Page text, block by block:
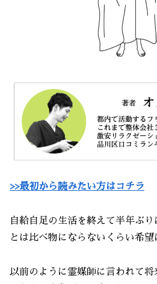
>>最初から読みたい方はコチラ
自給自足の生活を終えて半年ぶ
とは比べ物にならないくらい希望
以前のように霊媒師に言われて